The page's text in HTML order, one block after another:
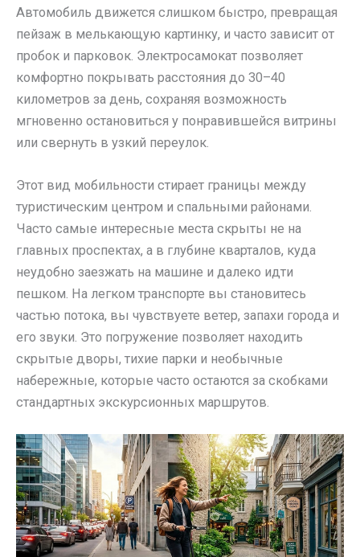
Автомобиль движется слишком быстро, превращая
пейзаж в мелькающую картинку, и часто зависит от
пробок и парковок. Электросамокат позволяет
комфортно покрывать расстояния до 30–40
километров за день, сохраняя возможность
мгновенно остановиться у понравившейся витрины
или свернуть в узкий переулок.
Этот вид мобильности стирает границы между
туристическим центром и спальными районами.
Часто самые интересные места скрыты не на
главных проспектах, а в глубине кварталов, куда
неудобно заезжать на машине и далеко идти
пешком. На легком транспорте вы становитесь
частью потока, вы чувствуете ветер, запахи города и
его звуки. Это погружение позволяет находить
скрытые дворы, тихие парки и необычные
набережные, которые часто остаются за скобками
стандартных экскурсионных маршрутов.